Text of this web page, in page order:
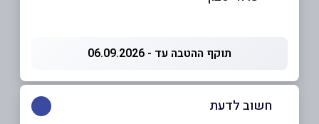
תוקף ההטבה עד - 06.09.2026
חשוב לדעת